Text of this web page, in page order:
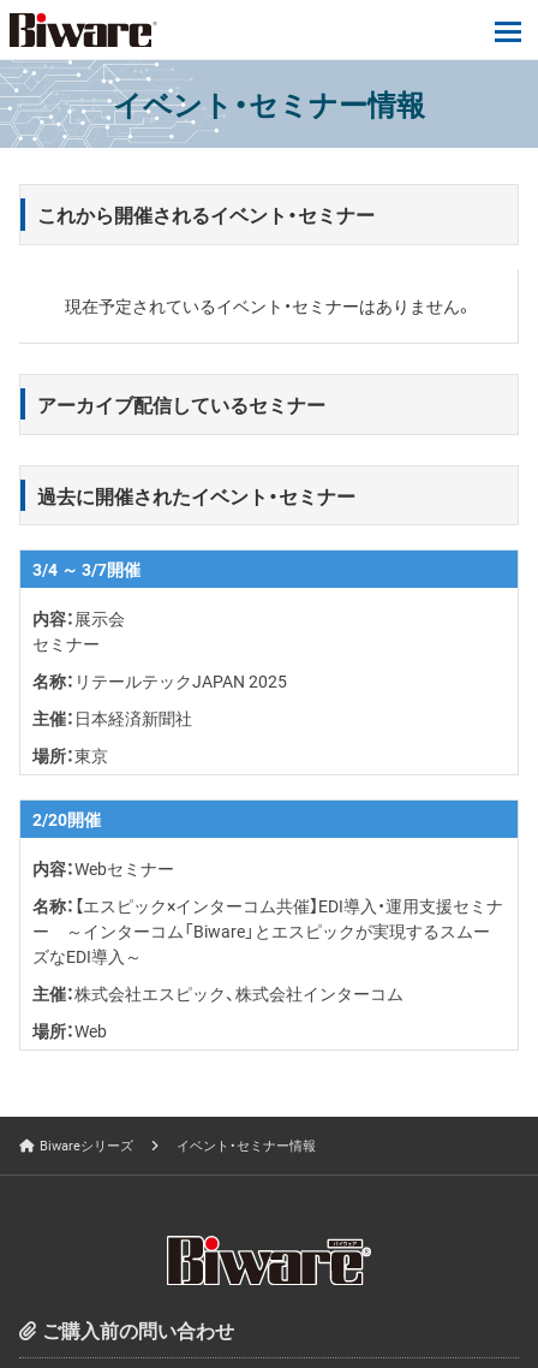
イベント・セミナー情報
これから開催されるイベント・セミナー
現在予定されているイベント・セミナーはありません。
アーカイブ配信しているセミナー
過去に開催されたイベント・セミナー
3/4 3/7
展示会
セミナー
リテールテックJAPAN 2025
日本経済新聞社
東京
2/20
Webセミナー
【エスピック×インターコム共催】EDI導入・運用支援セミナ
ー ～インターコム「Biware」とエスピックが実現するスムー
ズなEDI導入～
株式会社エスピック、株式会社インターコム
Web
Biwareシリーズ イベント・セミナー情報
ご購入前の問い合わせ